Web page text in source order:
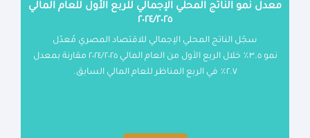
معدل نمو الناتج المحلي الإجمالي للربع الأول للعام المالي
٢٠٢٤/٢٠٢٥
سجّل الناتج المحلي الإجمالي للاقتصاد المصري مُعدّل
نمو ٣.٥٪ خلال الربع الأول من العام المالي ٢٠٢٤/٢٠٢٥ مقارنة بمعدل
٢.٧٪ في الربع المناظر للعام المالي السابق.